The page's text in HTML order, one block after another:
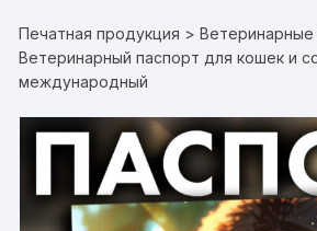
Печатная продукция >Ветеринарные
Ветеринарный паспорт для кошек и
международный